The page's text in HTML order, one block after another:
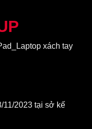
Max 256GB cũ
Apple A12 Bionic theo
xách tay
11/2023 tại sở kế